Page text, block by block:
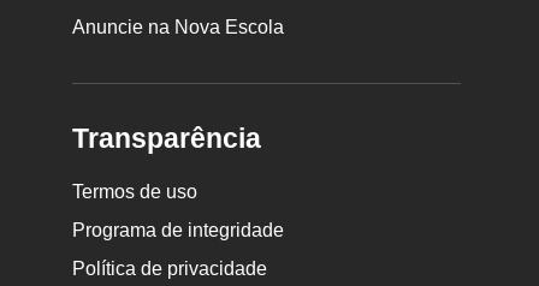
Anuncie na Nova Escola
Transparência
Termos de uso
Programa de integridade
Política de privacidade